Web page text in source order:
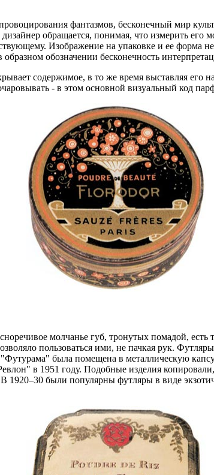
фантазмов, бесконечный мир
обращается, понимая, что измерить его
Изображение на упаковке и ее форма
обозначении бесконечность
содержимое, в то же время выставляя его
- в этом основной визуальный код
молчанье губ, тронутых помадой,
пользоваться ими, не пачкая рук.
была помещена в металлическую
в 1951 году. Подобные изделия
1920–30 были популярны футляры в виде